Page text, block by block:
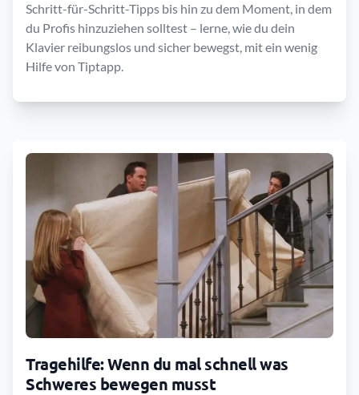
Schritt-für-Schritt-Tipps bis hin zu dem Moment, in dem
du Profis hinzuziehen solltest – lerne, wie du dein
Klavier reibungslos und sicher bewegst, mit ein wenig
Hilfe von Tiptapp.
Tragehilfe: Wenn du mal schnell was
Schweres bewegen musst